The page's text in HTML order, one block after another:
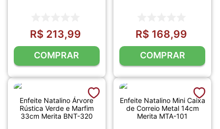
R$ 213,99
COMPRAR
R$ 168,99
COMPRAR
Enfeite Natalino Árvore
Rústica Verde e Marfim
33cm Merita BNT-320
Enfeite Natalino Mini Caixa
de Correio Metal 14cm
Merita MTA-101